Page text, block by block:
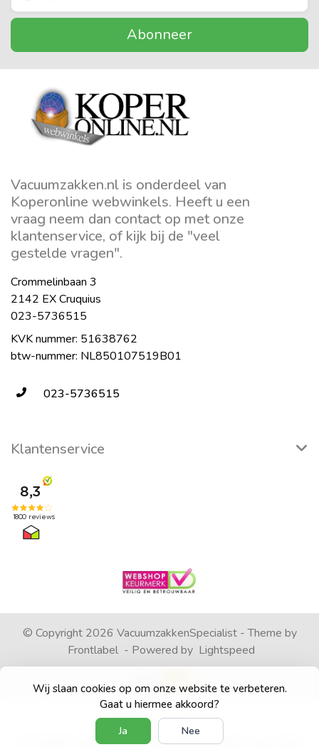
Wij slaan cookies op om onze website te verbeteren.
Gaat u hiermee akkoord?
Ja
Nee
Abonneer
Vacuumzakken.nl is onderdeel van
Koperonline webwinkels. Heeft u een
vraag neem dan contact op met onze
klantenservice, of kijk bij de "veel
gestelde vragen".
Crommelinbaan 3
2142 EX Cruquius
023-5736515
KVK nummer: 51638762
btw-nummer: NL850107519B01
023-5736515
Klantenservice
© Copyright 2026 VacuumzakkenSpecialist - Theme by
Frontlabel - Powered by Lightspeed
sterren op basis van1792beoordelingen.